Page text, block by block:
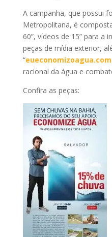
A campanha, que possui
Metropolitana, é
60”, vídeos de 15” para a
peças de mídia exterior,
“
racional da água e
Confira as peças: